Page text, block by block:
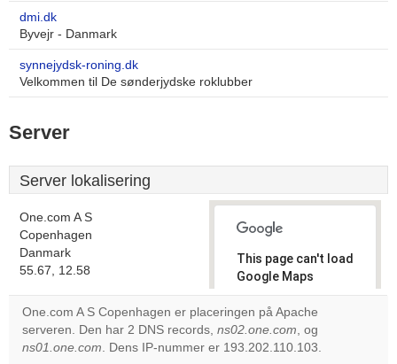
dmi.dk
Byvejr - Danmark
synnejydsk-roning.dk
Velkommen til De sønderjydske roklubber
Server
Server lokalisering
One.com A S
Copenhagen
Danmark
55.67, 12.58
This page can't load
Google Maps
correctly.
Do you
own this
One.com A S Copenhagen er placeringen på Apache
serveren. Den har 2 DNS records, ns02.one.com, og
ns01.one.com. Dens IP-nummer er 193.202.110.103.